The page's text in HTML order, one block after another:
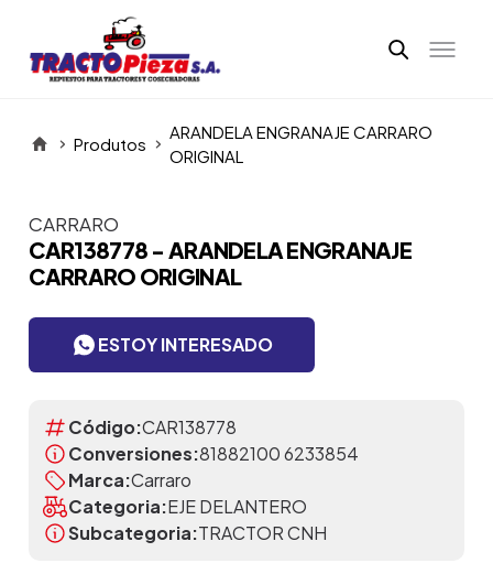
Produtos
ARANDELA ENGRANAJE CARRARO
ORIGINAL
Itens da Galeria
CARRARO
CAR138778 - ARANDELA ENGRANAJE
CARRARO ORIGINAL
ESTOY INTERESADO
Código:CAR138778
Conversiones:81882100 6233854
Marca:Carraro
Categoria:EJE DELANTERO
Subcategoria:TRACTOR CNH